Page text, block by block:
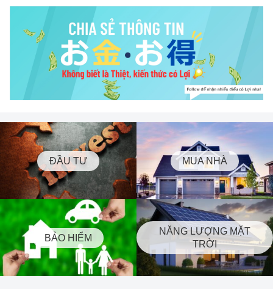
ĐẦU TƯ MUA NHÀ
BẢO HIỂM
NĂNG LƯỢNG MẶT
TRỜI